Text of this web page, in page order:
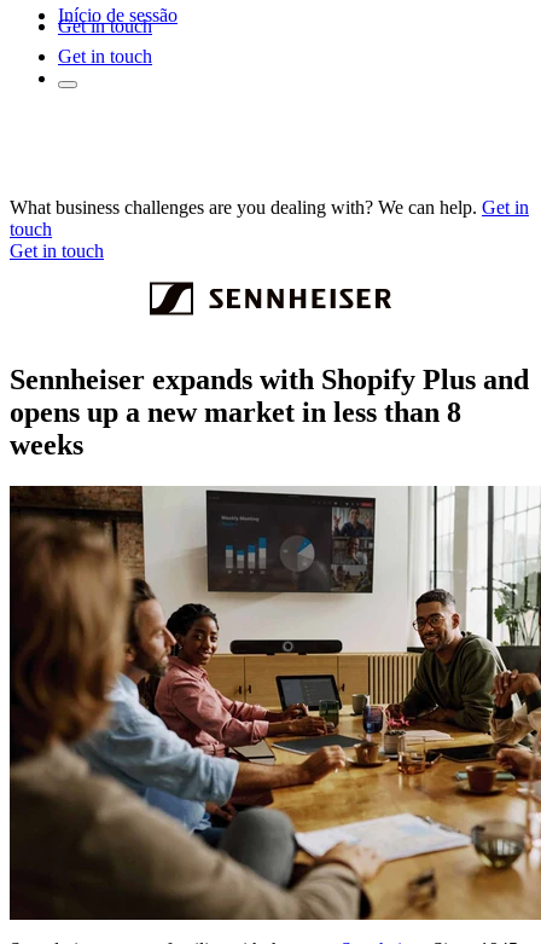
Início de sessão
Get in touch
Get in touch
What business challenges are you dealing with? We can help. Get in
touch
Get in touch
Sennheiser expands with Shopify Plus and
opens up a new market in less than 8
weeks